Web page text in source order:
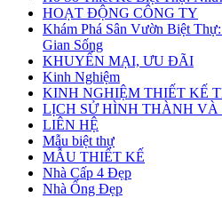
HOẠT ĐỘNG CÔNG TY
Khám Phá Sân Vườn Biệt
Gian Sống
KHUYẾN MẠI, ƯU ĐÃI
Kinh Nghiệm
KINH NGHIỆM THIẾT KẾ
LỊCH SỬ HÌNH THÀNH VÀ
LIÊN HỆ
Mẫu biệt thự
MẪU THIẾT KẾ
Nhà Cấp 4 Đẹp
Nhà Ống Đẹp